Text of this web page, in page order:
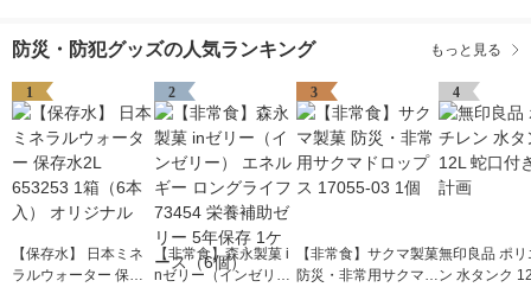
防災・防犯グッズの人気ランキング もっと見る
1
【保存水】 日本ミネ
ラルウォーター 保存
2
【非常食】森永製菓 i
nゼリー（インゼリ
3
【非常食】サクマ製菓
防災・非常用サクマド
4
無印良品 ポリ
ン 水タンク